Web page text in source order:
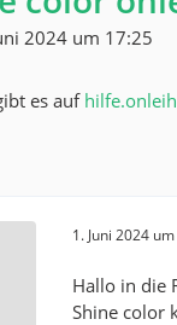
2024 um 17:25
es auf
1. Juni 2024
Hallo in die
Shine color